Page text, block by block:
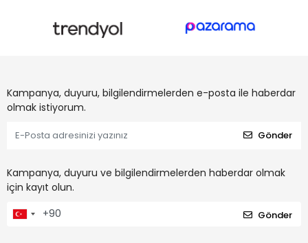
Kampanya, duyuru, bilgilendirmelerden e-posta ile haberdar
olmak istiyorum.
Gönder
Kampanya, duyuru ve bilgilendirmelerden haberdar olmak
için kayıt olun.
Gönder